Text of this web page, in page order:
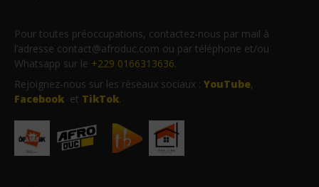
Pour toutes préoccupations, contactez-nous par mail à
l’adresse contact@afroduc.com ou par téléphone et/ou
Whatsapp sur le +229 0166313636.
Rejoignez-nous sur les réseaux sociaux : YouTube,
Facebook et TikTok.